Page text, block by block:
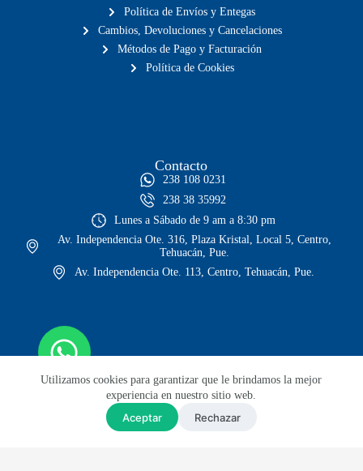
Utilizamos cookies para garantizar que le brindamos la mejor
experiencia en nuestro sitio web.
Aceptar Rechazar
Política de Envíos y Entegas
Cambios, Devoluciones y Cancelaciones
Métodos de Pago y Facturación
Política de Cookies
Contacto
238 108 0231
238 38 35992
Lunes a Sábado de 9 am a 8:30 pm
Av. Independencia Ote. 316, Plaza Kristal, Local 5, Centro,
Tehuacán, Pue.
Av. Independencia Ote. 113, Centro, Tehuacán, Pue.
© Todos los derechos reservados